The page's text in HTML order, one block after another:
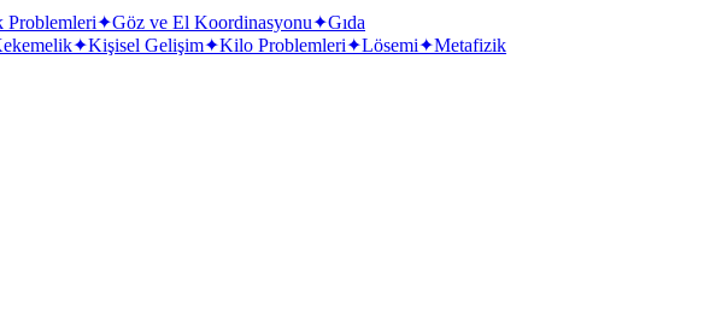
Problemleri✦Göz ve El Koordinasyonu✦Gıda
✦Kişisel Gelişim✦Kilo Problemleri✦Lösemi✦Metafizik